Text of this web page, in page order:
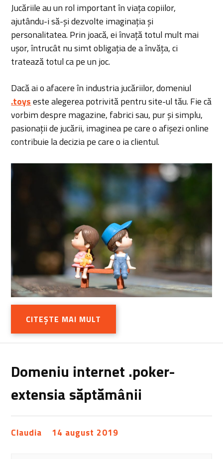
Jucăriile au un rol important în viața copiilor,
ajutându-i să-și dezvolte imaginația și
personalitatea. Prin joacă, ei învață totul mult mai
ușor, întrucât nu simt obligația de a învăța, ci
tratează totul ca pe un joc.
Dacă ai o afacere în industria jucăriilor, domeniul
.toyseste alegerea potrivită pentru site-ul tău. Fie că
vorbim despre magazine, fabrici sau, pur și simplu,
pasionații de jucării, imaginea pe care o afișezi online
contribuie la decizia pe care o ia clientul.
CITEȘTE MAI MULT
Domeniu internet .poker-
extensia săptămânii
Claudia 14 august 2019